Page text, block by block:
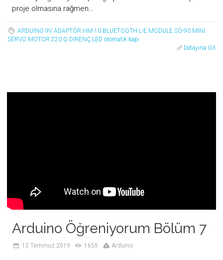
proje olmasına rağmen…
ARDUİNO 9V ADAPTÖR HM-10 BLUETOOTH L-E MODULE SG-90 MİNİ
SERVO MOTOR 220 Ω DİRENÇ LED otomatik kapı
Detayına Git
Arduino Öğreniyorum Bölüm 7
12 Temmuz 2019 1655 Arduino